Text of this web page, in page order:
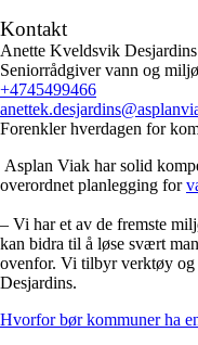
Kontakt
Anette Kveldsvik Desjardins
Seniorrådgiver vann og miljø
+4745499466
anettek.desjardins
Forenkler hverdagen for
Asplan Viak har solid
overordnet planlegging for
– Vi har et av de fremste
kan bidra til å løse svært
ovenfor. Vi tilbyr verktøy og
Desjardins.
Hvorfor bør kommuner ha